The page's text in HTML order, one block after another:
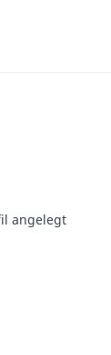
angelegt